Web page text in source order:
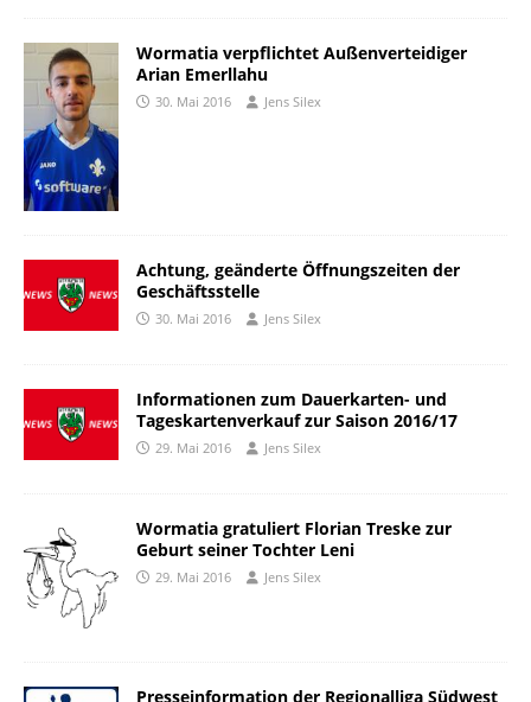
Wormatia verpflichtet Außenverteidiger
Arian Emerllahu
30. Mai 2016 Jens Silex
Achtung, geänderte Öffnungszeiten der
Geschäftsstelle
30. Mai 2016 Jens Silex
Informationen zum Dauerkarten- und
Tageskartenverkauf zur Saison 2016/17
29. Mai 2016 Jens Silex
Wormatia gratuliert Florian Treske zur
Geburt seiner Tochter Leni
29. Mai 2016 Jens Silex
Presseinformation der Regionalliga Südwest